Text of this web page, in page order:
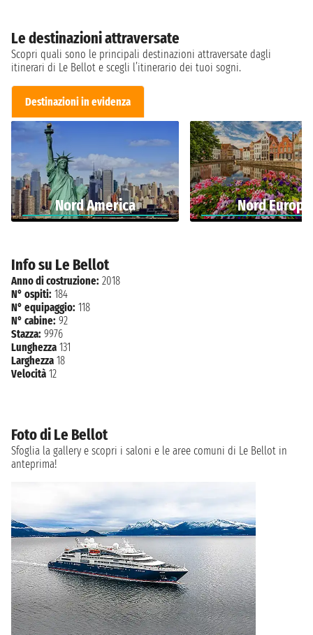
Le destinazioni attraversate
Scopri quali sono le principali destinazioni attraversate dagli
itinerari di Le Bellot e scegli l’itinerario dei tuoi sogni.
Destinazioni in evidenza
Nord America Nord Europa
Info su Le Bellot
Anno di costruzione: 2018
N° ospiti: 184
N° equipaggio: 118
N° cabine: 92
Stazza: 9976
Lunghezza 131
Larghezza 18
Velocità 12
Foto di Le Bellot
Sfoglia la gallery e scopri i saloni e le aree comuni di Le Bellot in
anteprima!